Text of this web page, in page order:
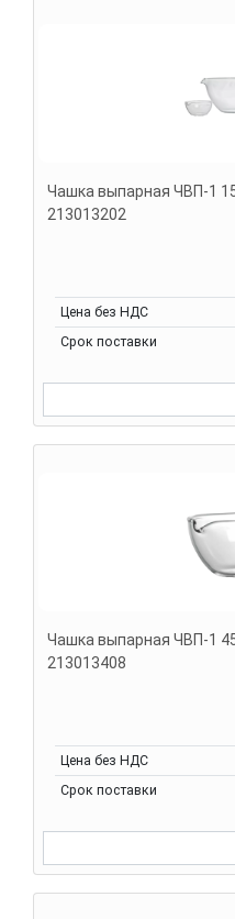
Чашка выпарная ЧВП-1
213013202
Цена без НДС
Срок поставки
Чашка выпарная ЧВП-1
213013408
Цена без НДС
Срок поставки